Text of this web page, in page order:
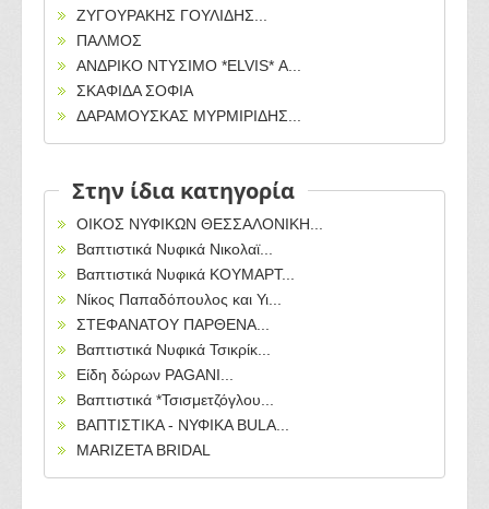
ΖΥΓΟΥΡΑΚΗΣ ΓΟΥΛΙΔΗΣ...
ΠΑΛΜΟΣ
ΑΝΔΡΙΚΟ ΝΤΥΣΙΜΟ *ELVIS* Α...
ΣΚΑΦΙΔΑ ΣΟΦΙΑ
ΔΑΡΑΜΟΥΣΚΑΣ ΜΥΡΜΙΡΙΔΗΣ...
Στην ίδια κατηγορία
ΟΙΚΟΣ ΝΥΦΙΚΩΝ ΘΕΣΣΑΛΟΝΙΚΗ...
Βαπτιστικά Νυφικά Νικολαϊ...
Βαπτιστικά Νυφικά ΚΟΥΜΑΡΤ...
Νίκος Παπαδόπουλος και Υι...
ΣΤΕΦΑΝΑΤΟΥ ΠΑΡΘΕΝΑ...
Βαπτιστικά Νυφικά Τσικρίκ...
Είδη δώρων PAGANI...
Βαπτιστικά *Τσισμετζόγλου...
ΒΑΠΤΙΣΤΙΚΑ - ΝΥΦΙΚΑ BULA...
MARIZETA BRIDAL